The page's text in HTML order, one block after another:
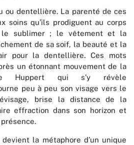
ou dentellière. La parenté de ces
soins qu’ils prodiguent au corps
le sublimer ; le vêtement et la
de sa soif, la beauté et la
pour la dentellière. Ces mots
un étonnant mouvement de la
Huppert qui s’y révèle
peu à peu son visage vers le
brise la distance de la
effraction dans son horizon et
la métaphore d’un unique